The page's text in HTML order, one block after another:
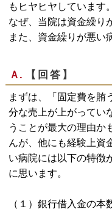
もヒヤヒヤしています。
なぜ、当院は資金繰り
また、資金繰りが悪い
Ａ. 【回答】
まずは、「固定費を賄
分な売上が上がってい
うことが最大の理由か
んが、他にも経験上資
い病院には以下の特徴
に思います。
（１）銀行借入金の本